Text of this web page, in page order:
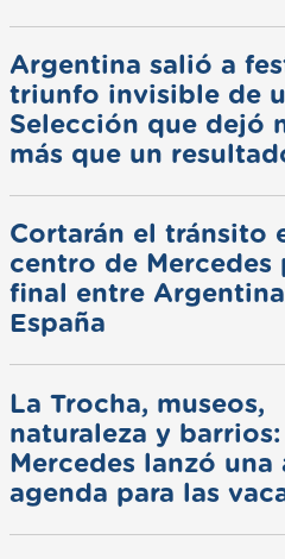
Argentina salió a
triunfo invisible de
Selección que dejó
más que un
Cortarán el tránsito
centro de Mercedes
final entre
España
La Trocha, museos,
naturaleza y barrios:
Mercedes lanzó una
agenda para las